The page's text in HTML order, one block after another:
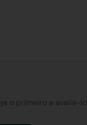
o primeiro a avaliá-lo!